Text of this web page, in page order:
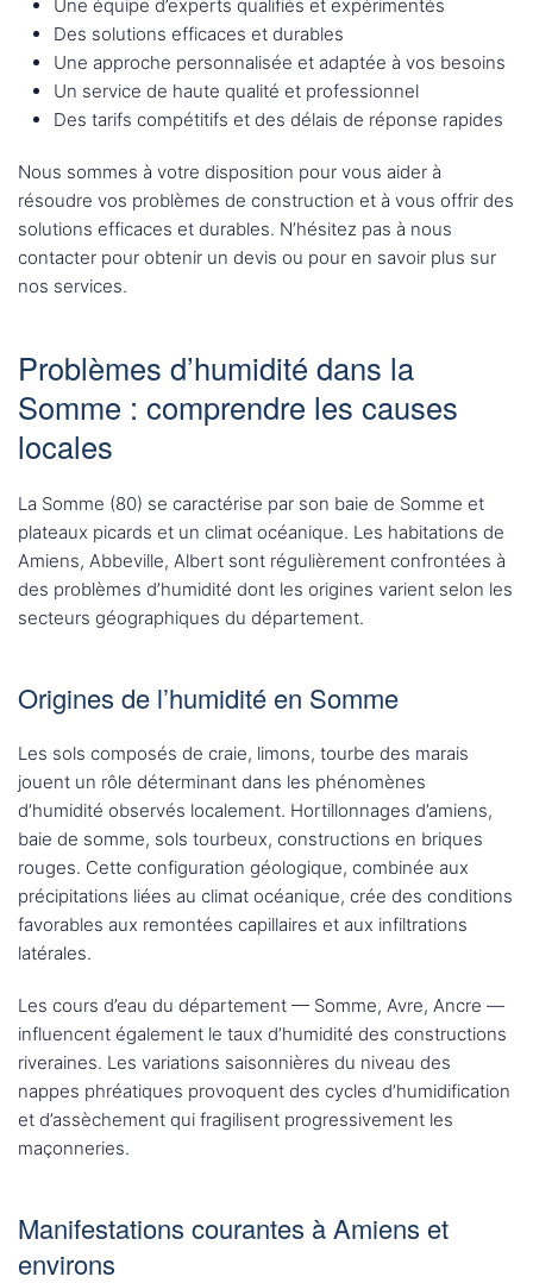
Une équipe d’experts qualifiés et expérimentés
Des solutions efficaces et durables
Une approche personnalisée et adaptée à vos besoins
Un service de haute qualité et professionnel
Des tarifs compétitifs et des délais de réponse rapides
Nous sommes à votre disposition pour vous aider à
résoudre vos problèmes de construction et à vous offrir des
solutions efficaces et durables. N’hésitez pas à nous
contacter pour obtenir un devis ou pour en savoir plus sur
nos services.
Problèmes d’humidité dans la
Somme : comprendre les causes
locales
La Somme (80) se caractérise par son baie de Somme et
plateaux picards et un climat océanique. Les habitations de
Amiens, Abbeville, Albert sont régulièrement confrontées à
des problèmes d’humidité dont les origines varient selon les
secteurs géographiques du département.
Origines de l’humidité en Somme
Les sols composés de craie, limons, tourbe des marais
jouent un rôle déterminant dans les phénomènes
d’humidité observés localement. Hortillonnages d’amiens,
baie de somme, sols tourbeux, constructions en briques
rouges. Cette configuration géologique, combinée aux
précipitations liées au climat océanique, crée des conditions
favorables aux remontées capillaires et aux infiltrations
latérales.
Les cours d’eau du département — Somme, Avre, Ancre —
influencent également le taux d’humidité des constructions
riveraines. Les variations saisonnières du niveau des
nappes phréatiques provoquent des cycles d’humidification
et d’assèchement qui fragilisent progressivement les
maçonneries.
Manifestations courantes à Amiens et
environs